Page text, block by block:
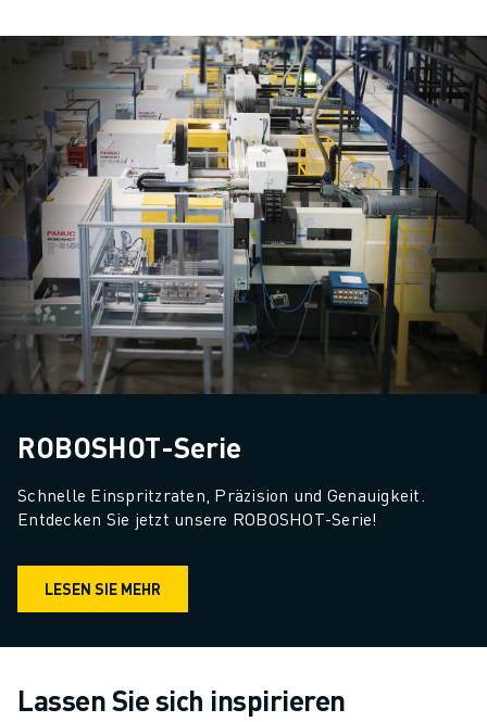
ROBOSHOT-Serie
Schnelle Einspritzraten, Präzision und Genauigkeit.
Entdecken Sie jetzt unsere ROBOSHOT-Serie!
LESEN SIE MEHR
Lassen Sie sich inspirieren